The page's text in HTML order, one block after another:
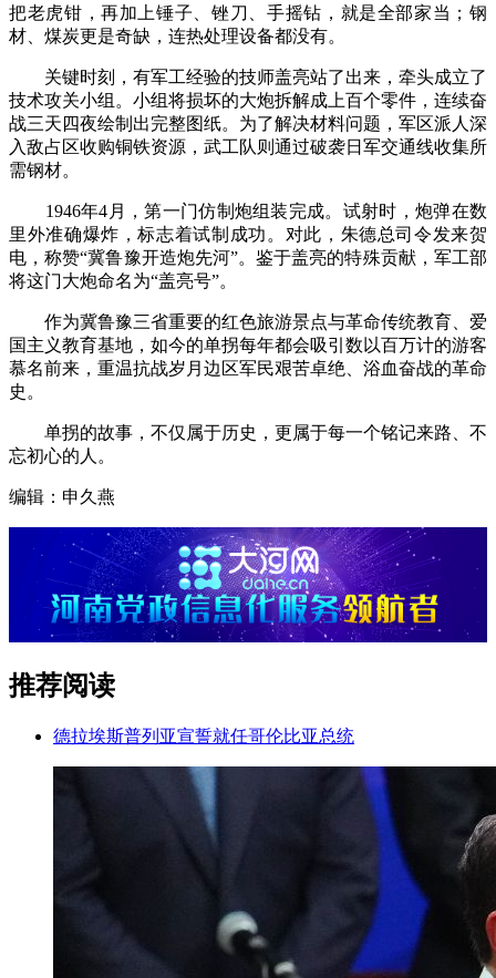
把老虎钳，再加上锤子、锉刀、手摇钻，就是全部家当；钢
材、煤炭更是奇缺，连热处理设备都没有。
关键时刻，有军工经验的技师盖亮站了出来，牵头成立了
技术攻关小组。小组将损坏的大炮拆解成上百个零件，连续奋
战三天四夜绘制出完整图纸。为了解决材料问题，军区派人深
入敌占区收购铜铁资源，武工队则通过破袭日军交通线收集所
需钢材。
1946年4月，第一门仿制炮组装完成。试射时，炮弹在数
里外准确爆炸，标志着试制成功。对此，朱德总司令发来贺
电，称赞“冀鲁豫开造炮先河”。鉴于盖亮的特殊贡献，军工部
将这门大炮命名为“盖亮号”。
作为冀鲁豫三省重要的红色旅游景点与革命传统教育、爱
国主义教育基地，如今的单拐每年都会吸引数以百万计的游客
慕名前来，重温抗战岁月边区军民艰苦卓绝、浴血奋战的革命
史。
单拐的故事，不仅属于历史，更属于每一个铭记来路、不
忘初心的人。
编辑：申久燕
推荐阅读
德拉埃斯普列亚宣誓就任哥伦比亚总统